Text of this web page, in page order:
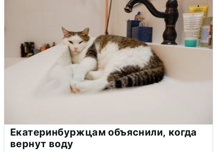
Екатеринбуржцам объяснили, когда
вернут воду